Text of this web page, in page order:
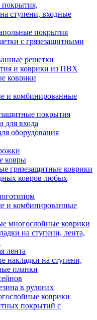
покрытия,
ступени, входные
покрытия
с грязезащитными
решетки
и коврики из ПВХ
коврики
и комбинированные
покрытия
для входа
оборудования
ковры
грязезащитные коврики
ковров любых
и комбинированные
многослойные коврики
на ступени, лента,
лента
накладки на ступени,
планки
в рулонах
коврики
покрытий с